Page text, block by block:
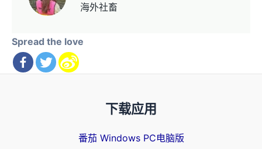
海外社畜
Spread the love
下载应用
番茄 Windows PC电脑版